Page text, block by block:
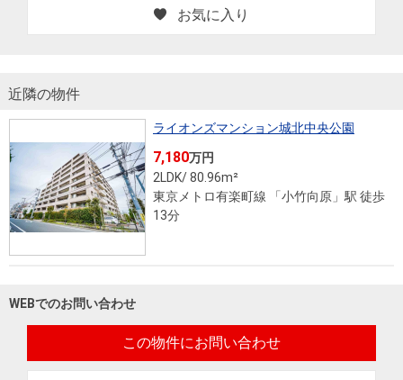
お気に入り
近隣の物件
ライオンズマンション城北中央公園
7,180万円
2LDK/ 80.96m²
東京メトロ有楽町線 「小竹向原」駅 徒歩
13分
WEBでのお問い合わせ
この物件にお問い合わせ